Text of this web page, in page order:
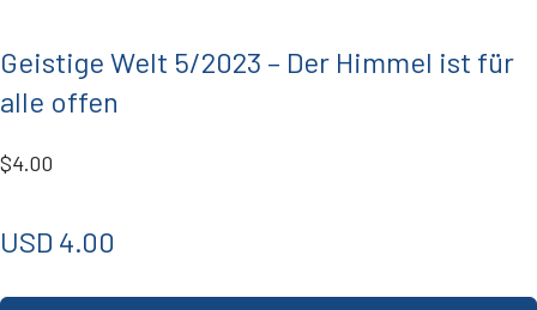
Geistige Welt 5/2023 – Der Himmel ist für
alle offen
$4.00
USD 4.00